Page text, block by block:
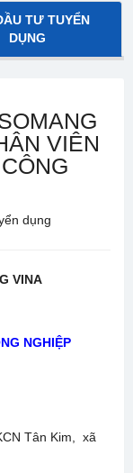
TƯ TUYỂN
DỤNG
VIÊN
dụng
VINA
NGHIỆP
Tân Kim, xã